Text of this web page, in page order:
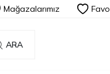
Mağazalarımız
ARA